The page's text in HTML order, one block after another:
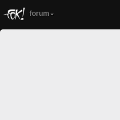
forum